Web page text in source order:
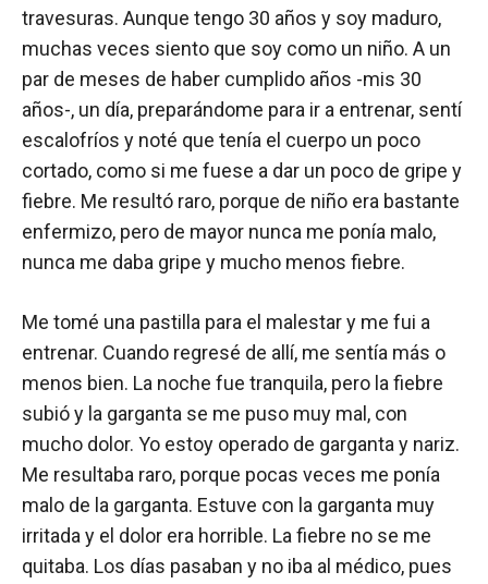
travesuras. Aunque tengo 30 años y soy maduro,
muchas veces siento que soy como un niño. A un
par de meses de haber cumplido años -mis 30
años-, un día, preparándome para ir a entrenar, sentí
escalofríos y noté que tenía el cuerpo un poco
cortado, como si me fuese a dar un poco de gripe y
fiebre. Me resultó raro, porque de niño era bastante
enfermizo, pero de mayor nunca me ponía malo,
nunca me daba gripe y mucho menos fiebre.
Me tomé una pastilla para el malestar y me fui a
entrenar. Cuando regresé de allí, me sentía más o
menos bien. La noche fue tranquila, pero la fiebre
subió y la garganta se me puso muy mal, con
mucho dolor. Yo estoy operado de garganta y nariz.
Me resultaba raro, porque pocas veces me ponía
malo de la garganta. Estuve con la garganta muy
irritada y el dolor era horrible. La fiebre no se me
quitaba. Los días pasaban y no iba al médico, pues